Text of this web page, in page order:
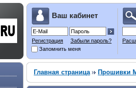
Ваш кабинет
Регистрация
Забыли пароль?
Запомнить меня
Главная страница Прошивки